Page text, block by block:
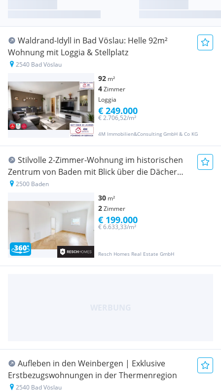
Waldrand-Idyll in Bad Vöslau: Helle 92m²
Wohnung mit Loggia & Stellplatz
2540 Bad Vöslau
92 m²
4Zimmer
Loggia
4M Immobilien&Consulting GmbH & Co KG
€ 2.706,52/m²
€ 249.000
Stilvolle 2-Zimmer-Wohnung im historischen
Zentrum von Baden mit Blick über die Dächer
der Kaiserstadt
2500 Baden
30 m²
2Zimmer
Resch Homes Real Estate GmbH
€ 6.633,33/m²
€ 199.000
Aufleben in den Weinbergen | Exklusive
Erstbezugswohnungen in der Thermenregion
2540 Bad Vöslau